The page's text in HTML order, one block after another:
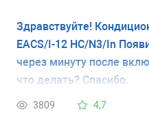
нормально было. Спасибо!
Здравствуйте!
EACS/I-12 HC/N3/In
через минуту после
что делать? Спасибо.
3809 4,7